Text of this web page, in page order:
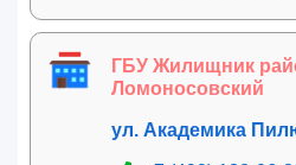
ГБУ Жилищник
Ломоносовский
ул. Академика